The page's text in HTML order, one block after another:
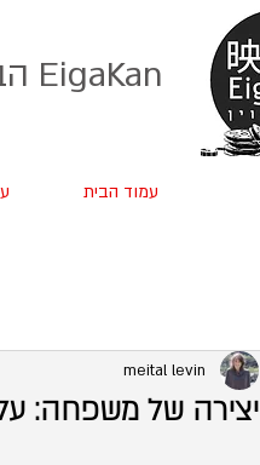
EigaKan הבלוג שלי על קולנוע יפני
עמוד הבית
יצירה של משפחה:
meital levin